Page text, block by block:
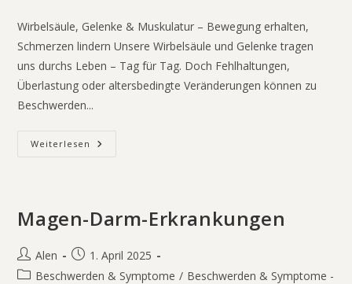
Wirbelsäule, Gelenke & Muskulatur – Bewegung erhalten,
Schmerzen lindern Unsere Wirbelsäule und Gelenke tragen
uns durchs Leben – Tag für Tag. Doch Fehlhaltungen,
Überlastung oder altersbedingte Veränderungen können zu
Beschwerden...
Weiterlesen
Magen-Darm-Erkrankungen
Alen
1. April 2025
Beschwerden & Symptome / Beschwerden & Symptome -